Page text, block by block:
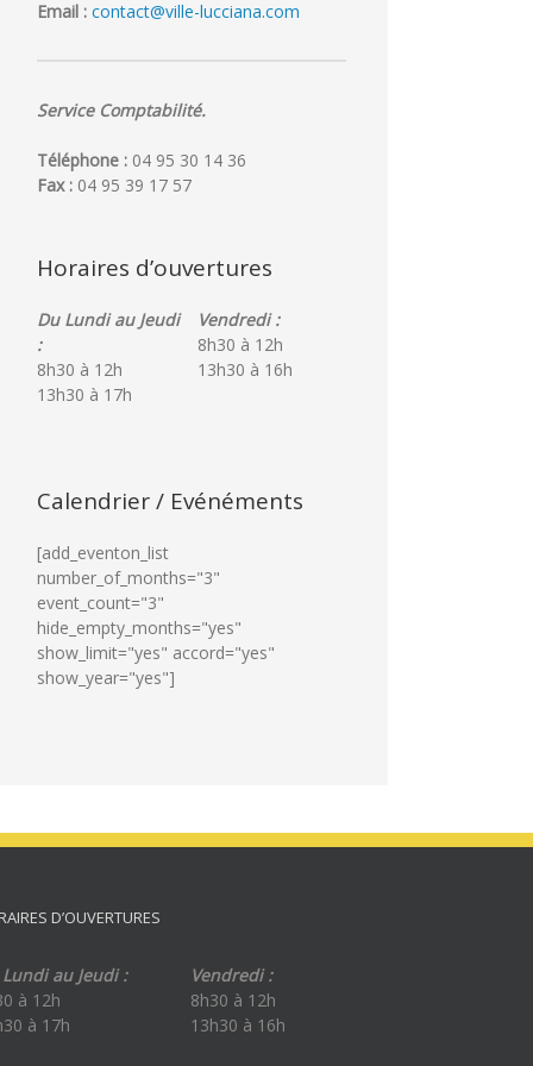
PLU
de
Email : contact@ville-lucciana.com
Service Comptabilité.
Téléphone : 04 95 30 14 36
Fax : 04 95 39 17 57
Horaires d’ouvertures
Du Lundi au Jeudi
:
8h30 à 12h
13h30 à 17h
Vendredi :
8h30 à 12h
13h30 à 16h
Calendrier / Evénéments
[add_eventon_list
number_of_months="3"
event_count="3"
hide_empty_months="yes"
show_limit="yes" accord="yes"
show_year="yes"]
D’OUVERTURES
au Jeudi :
à 12h
à 17h
Vendredi :
8h30 à 12h
13h30 à 16h